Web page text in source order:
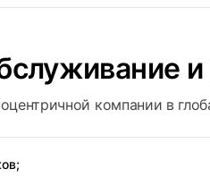
компании в